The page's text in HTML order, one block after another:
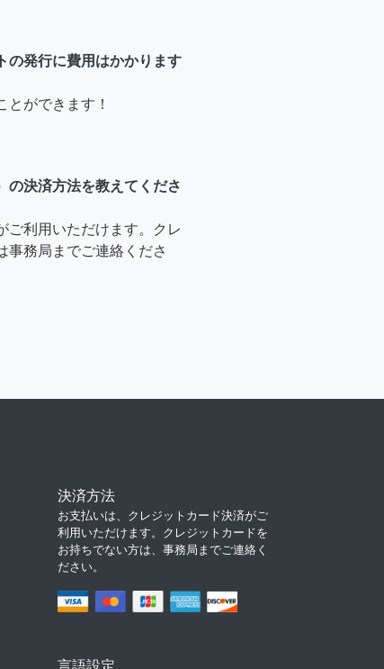
の発行に費用はかかります
とができます！
の決済方法を教えてくださ
ご利用いただけます。クレ
事務局までご連絡くださ
決済方法
お支払いは、クレジットカード決済がご
利用いただけます。クレジットカードを
お持ちでない方は、事務局までご連絡く
ださい。
言語設定